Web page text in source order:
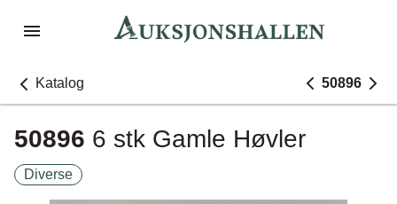
Katalog 50896
50896 6 stk Gamle Høvler
Diverse